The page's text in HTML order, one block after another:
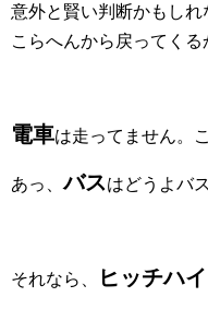
意外と賢い判断かもし
こらへんから戻ってく
電車は走ってません。
あっ、バスはどうよバ
それなら、 ヒッチハ